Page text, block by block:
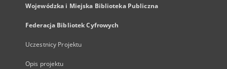
Wojewódzka i Miejska Biblioteka Publiczna
Federacja Bibliotek Cyfrowych
Uczestnicy Projektu
Opis projektu